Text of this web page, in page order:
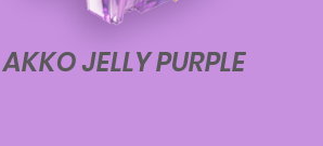
AKKO JELLY PURPLE